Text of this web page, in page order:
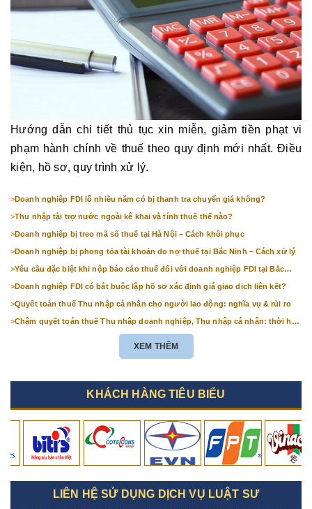
Hướng dẫn chi tiết thủ tục xin miễn, giảm tiền phạt vi
phạm hành chính về thuế theo quy định mới nhất. Điều
kiện, hồ sơ, quy trình xử lý.
>Doanh nghiệp FDI lỗ nhiều năm có bị thanh tra chuyển giá không?
>Thu nhập tài trợ nước ngoài kê khai và tính thuế thế nào?
>Doanh nghiệp bị treo mã số thuế tại Hà Nội – Cách khôi phục
>Doanh nghiệp bị phong tỏa tài khoản do nợ thuế tại Bắc Ninh – Cách xử lý
>Yêu cầu đặc biệt khi nộp báo cáo thuế đối với doanh nghiệp FDI tại Bắc
>Doanh nghiệp FDI có bắt buộc lập hồ sơ xác định giá giao dịch liên kết?
>Quyết toán thuế Thu nhập cá nhân cho người lao động: nghĩa vụ & rủi ro
>Chậm quyết toán thuế Thu nhập doanh nghiệp, Thu nhập cá nhân: thời hạn
XEM THÊM
KHÁCH HÀNG TIÊU BIỂU
LIÊN HỆ SỬ DỤNG DỊCH VỤ LUẬT SƯ